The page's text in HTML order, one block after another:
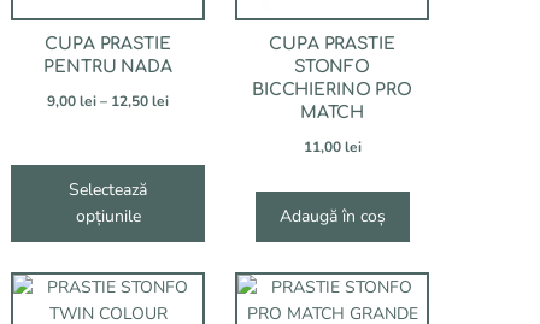
CUPA PRASTIE
PENTRU NADA
9,00lei– 12,50leiInterval
9,00 lei
Selectează
opțiunile
produsului.
CUPA PRASTIE
STONFO
BICCHIERINO PRO
MATCH
11,00lei
Adaugă în coș
Acest
produs